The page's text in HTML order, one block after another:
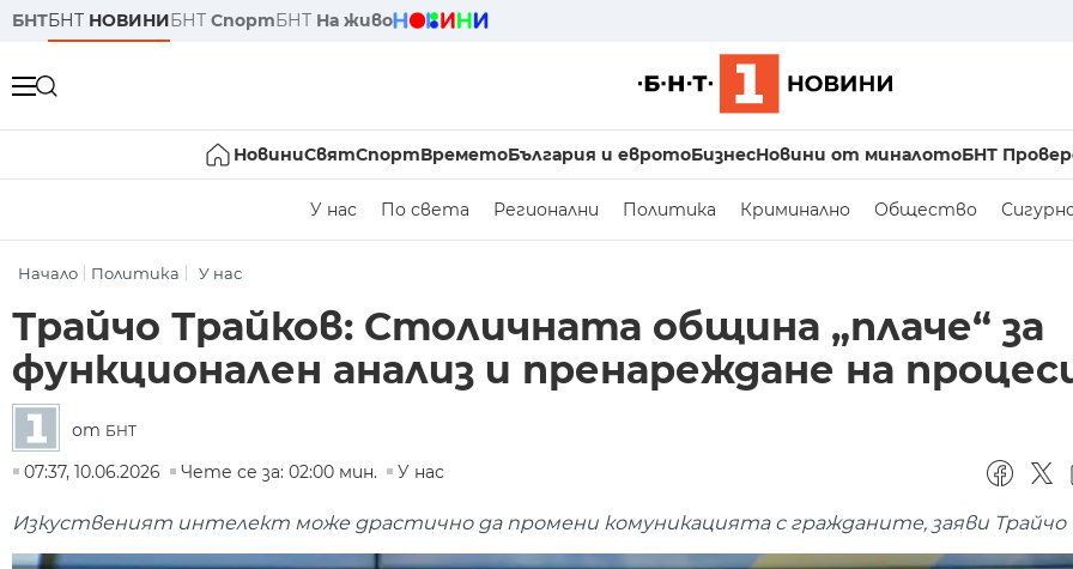
БНТБНТ НОВИНИБНТ СпортБНТ На живо
НовиниСвятСпортВреметоБългария и евротоБизнесНовини от миналотоБНТ
У нас По света Регионални Политика Криминално Общество
Начало Политика У нас
Трайчо Трайков: Столичната община „плаче“ за
функционален анализ и пренареждане на
от БНТ
07:37, 10.06.2026
Чете се за: 02:00 мин. У нас
Изкуственият интелект може драстично да промени комуникацията с гражданите, заяви Трайчо